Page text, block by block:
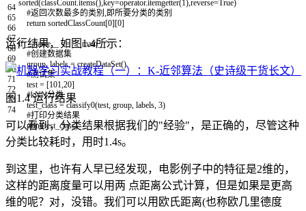
64
65
66
67
68
69
70
71
72
73
74
sorted(classCount items() key=operator.itemgetter(1) reverse=True)
#返回次数最多的类别,即所要分类的类别
return sortedClassCount[0][0]
if __name__ == '__main__':
#创建数据集
group, labels = createDataSet()
#测试集
test = [101 20]
#kNN分类
test_class = classify0(test group labels 3)
#打印分类结果
print(test_class)
运行结果，如图1.4所示：
图1.4 运行结果
可以看到，分类结果根据我们的"经验"，是正确的，尽管这种
分类比较耗时，用时1.4s。
到这里，也许有人早已经发现，电影例子中的特征是2维的，
这样的距离度量可以用两 点距离公式计算，但是如果是更高
维的呢？对，没错。我们可以用欧氏距离(也称欧几里德度